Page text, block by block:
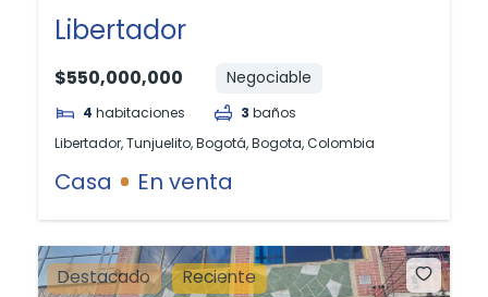
Libertador
$550,000,000 Negociable
4 habitaciones 3 baños
Libertador, Tunjuelito, Bogotá, Bogota, Colombia
Casa En venta
Destacado
Reciente